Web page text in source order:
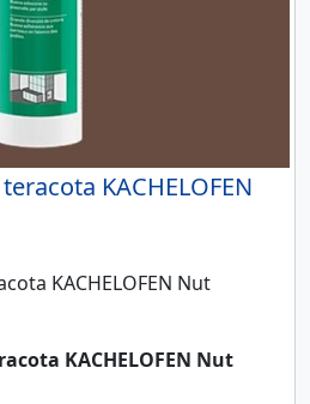
KACHELOFEN
KACHELOFEN Nut
KACHELOFEN Nut